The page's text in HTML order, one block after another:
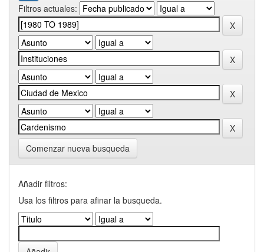
Filtros actuales:
Comenzar nueva busqueda
Añadir filtros:
Usa los filtros para afinar la busqueda.